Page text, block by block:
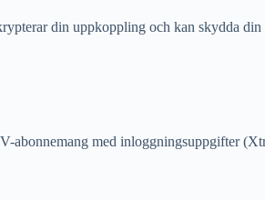
din uppkoppling och kan skydda
abonnemang med inloggningsuppgifter